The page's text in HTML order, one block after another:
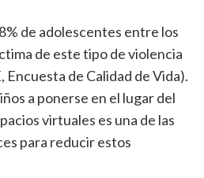
de adolescentes entre los
de este tipo de violencia
de Calidad de Vida).
a ponerse en el lugar del
virtuales es una de las
para reducir estos